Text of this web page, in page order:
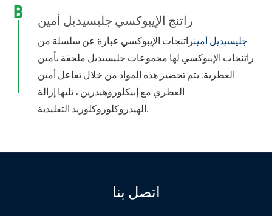
B راتنج الإيبوكسي جليسيديل أمين
جليسيديل أمينراتنجات الإيبوكسي عبارة عن سلسلة من
راتنجات الإيبوكسي لها مجموعات جليسيديل ملحقة بأمين
العطرية. يتم تحضير هذه المواد من خلال تفاعل أمين
العطري مع إبيكلوروهيدرين ، تليها إزالة
الهيدروكلوروكلوريد التقليدية.
اتصل بنا